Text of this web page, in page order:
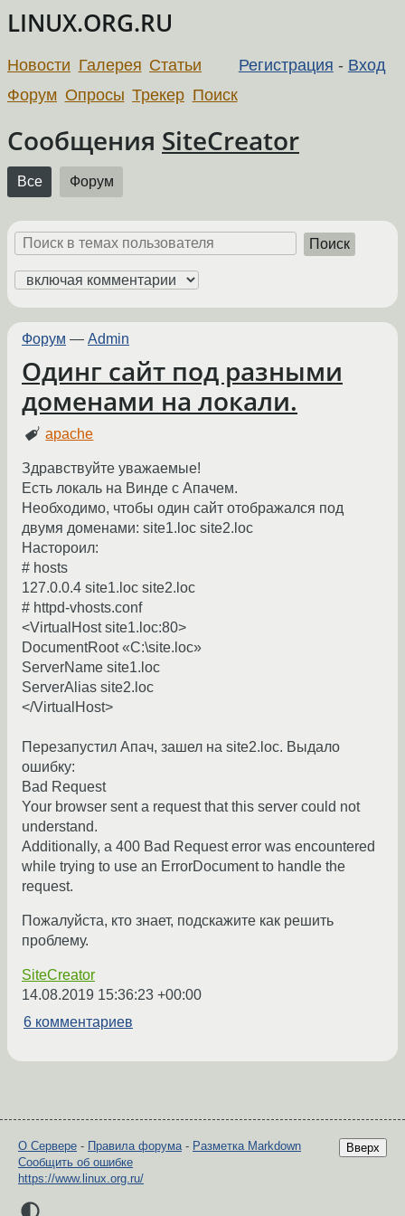
LINUX.ORG.RU
Регистрация - Вход
Новости Галерея Статьи
Форум Опросы Трекер Поиск
Сообщения SiteCreator
Все Форум
Поиск
Форум — Admin
Одинг сайт под разными
доменами на локали.
apache
Здравствуйте уважаемые!
Есть локаль на Винде с Апачем.
Необходимо, чтобы один сайт отображался под
двумя доменами: site1.loc site2.loc
Настороил:
# hosts
127.0.0.4 site1.loc site2.loc
# httpd-vhosts.conf
<VirtualHost site1.loc:80>
DocumentRoot «C:\site.loc»
ServerName site1.loc
ServerAlias site2.loc
</VirtualHost>
Перезапустил Апач, зашел на site2.loc. Выдало
ошибку:
Bad Request
Your browser sent a request that this server could not
understand.
Additionally, a 400 Bad Request error was encountered
while trying to use an ErrorDocument to handle the
request.
Пожалуйста, кто знает, подскажите как решить
проблему.
SiteCreator
14.08.2019 15:36:23 +00:00
6 комментариев
Вверх
О Сервере - Правила форума - Разметка Markdown
Сообщить об ошибке
https://www.linux.org.ru/